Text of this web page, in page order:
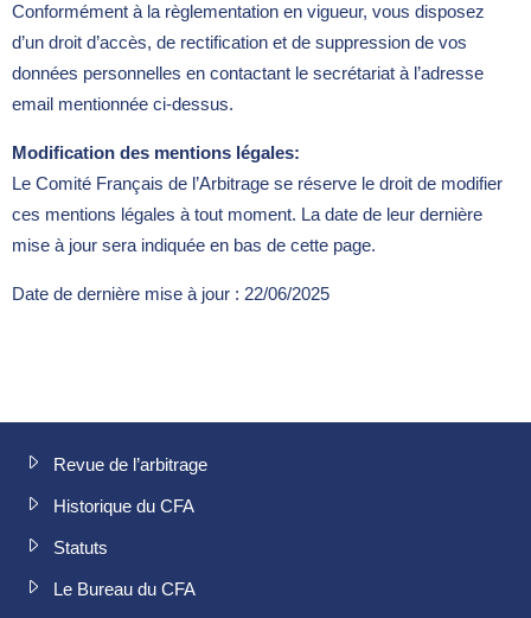
Conformément à la règlementation en vigueur, vous disposez
d’un droit d’accès, de rectification et de suppression de vos
données personnelles en contactant le secrétariat à l’adresse
email mentionnée ci-dessus.
Modification des mentions légales:
Le Comité Français de l’Arbitrage se réserve le droit de modifier
ces mentions légales à tout moment. La date de leur dernière
mise à jour sera indiquée en bas de cette page.
Date de dernière mise à jour : 22/06/2025
Revue de l’arbitrage
Historique du CFA
Statuts
Le Bureau du CFA